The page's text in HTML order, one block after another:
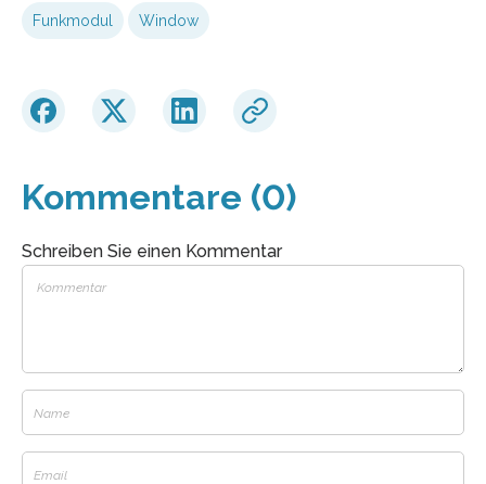
Funkmodul Window
Kommentare (0)
Schreiben Sie einen Kommentar